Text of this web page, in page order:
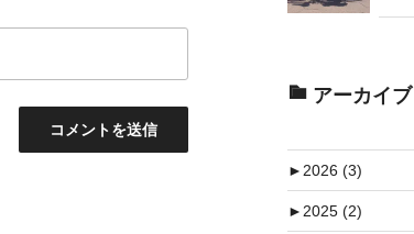
アーカイブ
►2026 (3)
►2025 (2)